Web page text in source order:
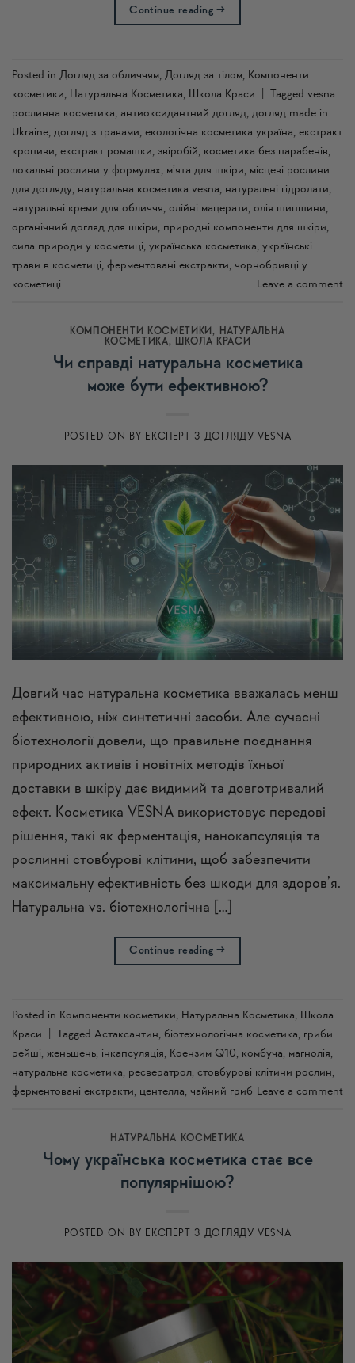
Continue reading→
Posted in Догляд за обличчям, Догляд за тілом, Компоненти
косметики, Натуральна Косметика, Школа Краси Tagged vesna
рослинна косметика, антиоксидантний догляд, догляд made in
Ukraine, догляд з травами, екологічна косметика україна, екстракт
кропиви, екстракт ромашки, звіробій, косметика без парабенів,
локальні рослини у формулах, м’ята для шкіри, місцеві рослини
для догляду, натуральна косметика vesna, натуральні гідролати,
натуральні креми для обличчя, олійні мацерати, олія шипшини,
органічний догляд для шкіри, природні компоненти для шкіри,
сила природи у косметиці, українська косметика, українські
трави в косметиці, ферментовані екстракти, чорнобривці у
косметиці
Leave a comment
КОМПОНЕНТИ КОСМЕТИКИ ,
НАТУРАЛЬНА
КОСМЕТИКА, ШКОЛА КРАСИ
Чи справді натуральна косметика
може бути ефективною?
POSTED ON BY ЕКСПЕРТ З ДОГЛЯДУ VESNA
Довгий час натуральна косметика вважалась менш
ефективною, ніж синтетичні засоби. Але сучасні
біотехнології довели, що правильне поєднання
природних активів і новітніх методів їхньої
доставки в шкіру дає видимий та довготривалий
ефект. Косметика VESNA використовує передові
рішення, такі як ферментація, нанокапсуляція та
рослинні стовбурові клітини, щоб забезпечити
максимальну ефективність без шкоди для здоров’я.
Натуральна vs. біотехнологічна […]
Continue reading→
Posted in Компоненти косметики, Натуральна Косметика, Школа
Краси
Tagged Астаксантин, біотехнологічна косметика, гриби
рейші, женьшень, інкапсуляція, Коензим Q10, комбуча, магнолія,
натуральна косметика, ресвератрол, стовбурові клітини рослин,
ферментовані екстракти, центелла, чайний гриб Leave a comment
НАТУРАЛЬНА КОСМЕТИКА
Чому українська косметика стає все
популярнішою?
POSTED ON BY ЕКСПЕРТ З ДОГЛЯДУ VESNA